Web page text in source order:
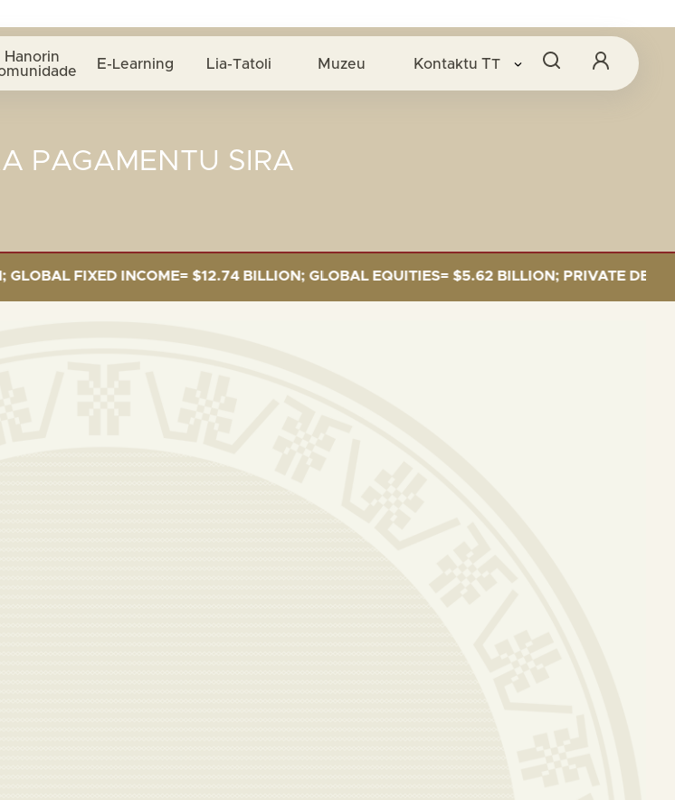
Hanorin E-Learning Lia-Tatoli Muzeu Kontaktu TT
PAGAMENTU SIRA
FIXED INCOME= $12.74 BILLION; GLOBAL EQUITIES= $5.62 BILLION; PRIVATE DEBT=